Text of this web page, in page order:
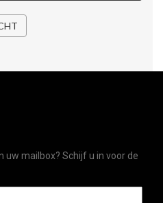
uw mailbox? Schijf u in voor de